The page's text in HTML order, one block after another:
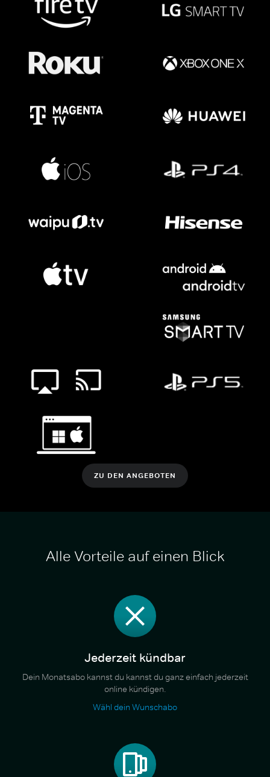
ZU DEN ANGEBOTEN
Alle Vorteile auf einen Blick
Jederzeit kündbar
Dein Monatsabo kannst du kannst du ganz einfach jederzeit
online kündigen.
Wähl dein Wunschabo